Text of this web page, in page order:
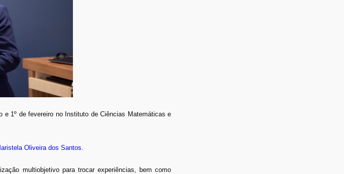
1º de fevereiro no Instituto de Ciências Matemáticas e
Oliveira dos Santos
multiobjetivo para trocar experiências, bem como